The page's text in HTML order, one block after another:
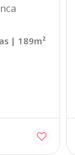
| 189m²